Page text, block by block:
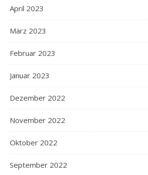
April 2023
März 2023
Februar 2023
Januar 2023
Dezember 2022
November 2022
Oktober 2022
September 2022